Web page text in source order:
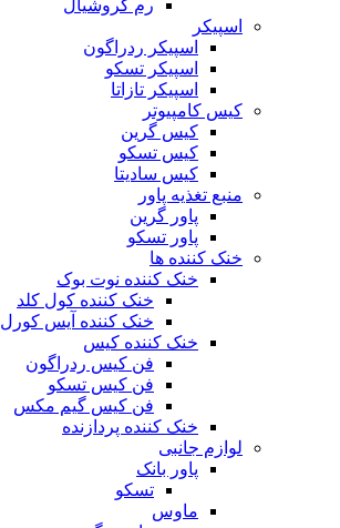
رم کروشیال
اسپیکر
اسپیکر ردراگون
اسپیکر تسکو
اسپیکر تازاتا
کیس کامپیوتر
کیس گرین
کیس تسکو
کیس سادیتا
منبع تغذیه‌ پاور
پاور گرین
پاور تسکو
خنک کننده ها
خنک کننده نوت بوک
خنک کننده کول کلد
خنک کننده آیس کورل
خنک کننده کیس
فن کیس ردراگون
فن کیس تسکو
فن کیس گیم مکس
خنک کننده پردازنده
لوازم جانبی
پاور بانک
تسکو
ماوس